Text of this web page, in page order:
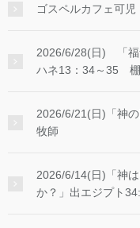
ゴスペルカフェ可
2026/6/28(日) 「福
ハネ13：34～35
2026/6/21(日)「神
牧師
2026/6/14(日)「神
か？」出エジプト